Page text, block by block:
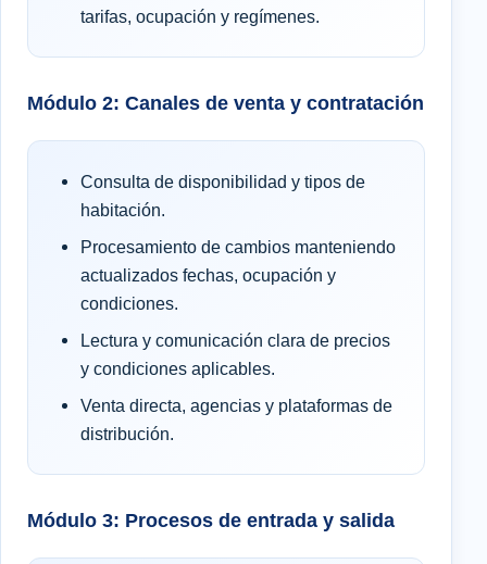
tarifas, ocupación y regímenes.
Módulo 2: Canales de venta y contratación
Consulta de disponibilidad y tipos de
habitación.
Procesamiento de cambios manteniendo
actualizados fechas, ocupación y
condiciones.
Lectura y comunicación clara de precios
y condiciones aplicables.
Venta directa, agencias y plataformas de
distribución.
Módulo 3: Procesos de entrada y salida